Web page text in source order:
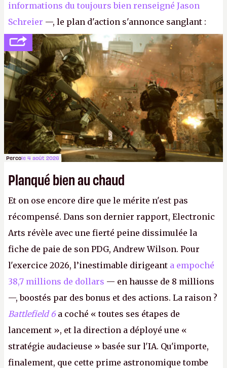
informations du toujours bien renseigné Jason
Schreier —, le plan d'action s'annonce sanglant :
réductions de coûts drastiques, fermetures de
studios et licenciements massifs. En gros, essorer
FCetBattlefield, puis virer le reste.P.
Percole 4 août 2026
Planqué bien au chaud
Et on ose encore dire que le mérite n'est pas
récompensé. Dans son dernier rapport, Electronic
Arts révèle avec une fierté peine dissimulée la
fiche de paie de son PDG, Andrew Wilson. Pour
l'exercice 2026, l’inestimable dirigeant a empoché
38,7 millions de dollars — en hausse de 8 millions
—, boostés par des bonus et des actions. La raison ?
Battlefield 6 a coché « toutes ses étapes de
lancement », et la direction a déployé une «
stratégie audacieuse » basée sur l'IA. Qu'importe,
finalement, que cette prime astronomique tombe